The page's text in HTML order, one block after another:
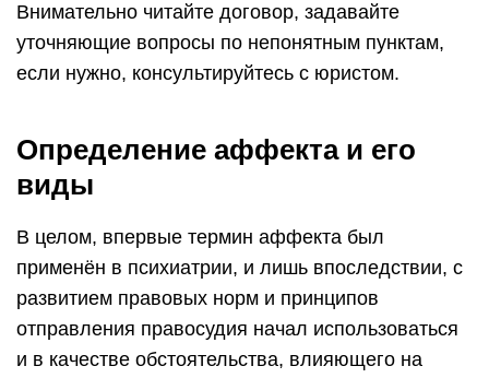
Внимательно читайте договор, задавайте
уточняющие вопросы по непонятным пунктам,
если нужно, консультируйтесь с юристом.
Определение аффекта и его
виды
В целом, впервые термин аффекта был
применён в психиатрии, и лишь впоследствии, с
развитием правовых норм и принципов
отправления правосудия начал использоваться
и в качестве обстоятельства, влияющего на